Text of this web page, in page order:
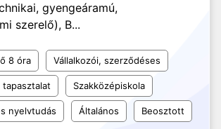
gyengeáramú,
szerelő), B...
8 óra Vállalkozói, szerződéses
tapasztalat Szakközépiskola
nyelvtudás Általános Beosztott